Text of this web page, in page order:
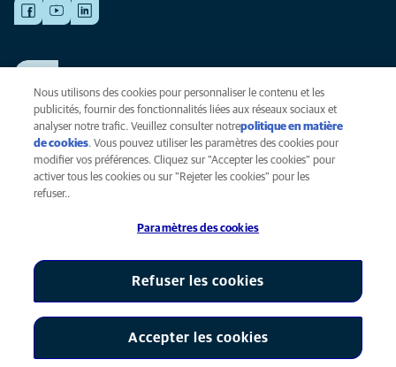
Voir nos offres d'emploi
Vie privée
Légal
Cookies
AniCura est une filiale de Mars, Inc © 2026
Paramètres des cookies
Nous utilisons des cookies pour personnaliser le contenu et les
publicités, fournir des fonctionnalités liées aux réseaux sociaux et
analyser notre trafic. Veuillez consulter notrepolitique en matière
de cookies(opens in a new tab)
. Vous pouvez utiliser les paramètres des cookies pour
modifier vos préférences. Cliquez sur "Accepter les cookies" pour
activer tous les cookies ou sur "Rejeter les cookies" pour les
refuser..
Paramètres des cookies
Refuser les cookies
Accepter les cookies